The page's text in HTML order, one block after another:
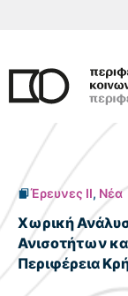
περιεχόμενο
Έρευνες II, Νέα
Χωρική
Ανισοτήτων
Περιφέρεια